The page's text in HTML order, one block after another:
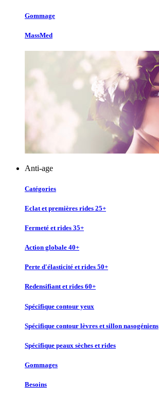
Gommage
MassMed
Anti-age
Catégories
Eclat et premières rides 25+
Fermeté et rides 35+
Action globale 40+
Perte d'élasticité et rides 50+
Redensifiant et rides 60+
Spécifique contour yeux
Spécifique contour lèvres et sillon nasogéniens
Spécifique peaux sèches et rides
Gommages
Besoins